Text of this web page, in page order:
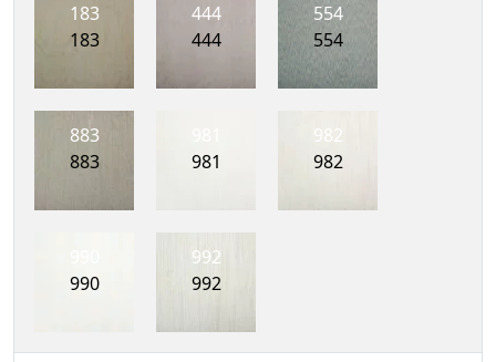
183
183
444
444
554
554
883
883
981
982
982
990
992
992